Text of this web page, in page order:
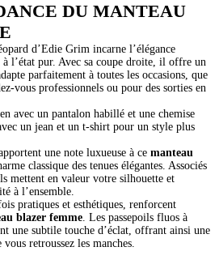
DU MANTEAU
d’Edie Grim incarne l’élégance
l’état pur. Avec sa coupe droite, il offre un
parfaitement à toutes les occasions, que
vous professionnels ou pour des sorties en
avec un pantalon habillé et une chemise
un jean et un t-shirt pour un style plus
une note luxueuse à ce manteau
classique des tenues élégantes. Associés
mettent en valeur votre silhouette et
à l’ensemble.
pratiques et esthétiques, renforcent
blazer femme. Les passepoils fluos à
une subtile touche d’éclat, offrant ainsi une
retroussez les manches.